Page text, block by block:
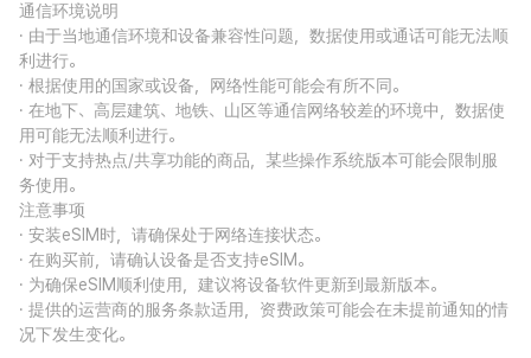
通信环境说明
· 由于当地通信环境和设备兼容性问题，数据使用或通话可能无法顺
利进行。
· 根据使用的国家或设备，网络性能可能会有所不同。
· 在地下、高层建筑、地铁、山区等通信网络较差的环境中，数据使
用可能无法顺利进行。
· 对于支持热点/共享功能的商品，某些操作系统版本可能会限制服
务使用。
注意事项
· 安装eSIM时，请确保处于网络连接状态。
· 在购买前，请确认设备是否支持eSIM。
· 为确保eSIM顺利使用，建议将设备软件更新到最新版本。
· 提供的运营商的服务条款适用，资费政策可能会在未提前通知的情
况下发生变化。